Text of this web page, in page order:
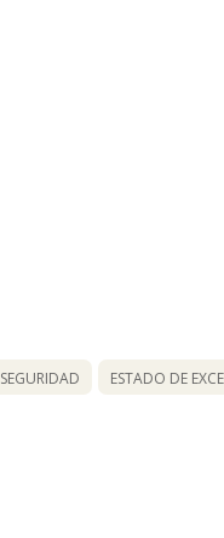
SEGURIDAD ESTADO DE